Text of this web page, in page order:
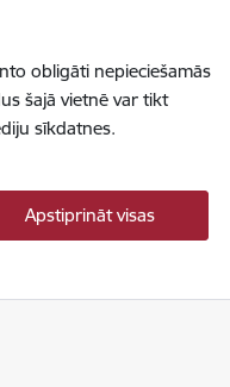
obligāti nepieciešamās
šajā vietnē var tikt
sīkdatnes.
Apstiprināt visas